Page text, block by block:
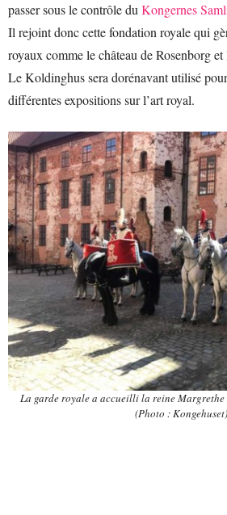
passer sous le contrôle du Kongernes
Il rejoint donc cette fondation royale qui
royaux comme le château de Rosenborg
Le Koldinghus sera dorénavant utilisé
différentes expositions sur l’art royal.
La garde royale a accueilli la reine
(Photo : Kongehuset)